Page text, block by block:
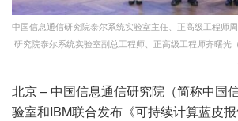
中国信息通信研究院泰尔系统实验室主任、正高级工程师
研究院泰尔系统实验室副总工程师、正高级工程师齐曙光
北京 – 中国信息通信研究院（简称中国
验室和IBM联合发布《可持续计算蓝皮